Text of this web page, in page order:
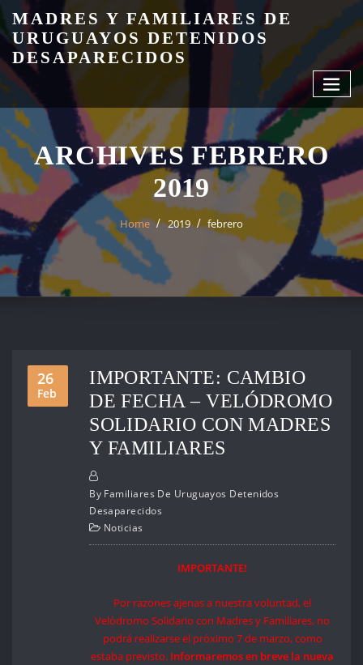
Skip
to
content
MADRES Y FAMILIARES DE
URUGUAYOS DETENIDOS
DESAPARECIDOS
ARCHIVES FEBRERO
2019
Home 2019 febrero
26
Feb
IMPORTANTE: CAMBIO
DE FECHA – VELÓDROMO
SOLIDARIO CON MADRES
Y FAMILIARES
By Familiares De Uruguayos Detenidos
Desaparecidos
Noticias
IMPORTANTE!
Por razones ajenas a nuestra voluntad, el
Velódromo Solidario con Madres y Familiares, no
podrá realizarse el próximo 7 de marzo, como
estaba previsto. Informaremos en breve la nueva